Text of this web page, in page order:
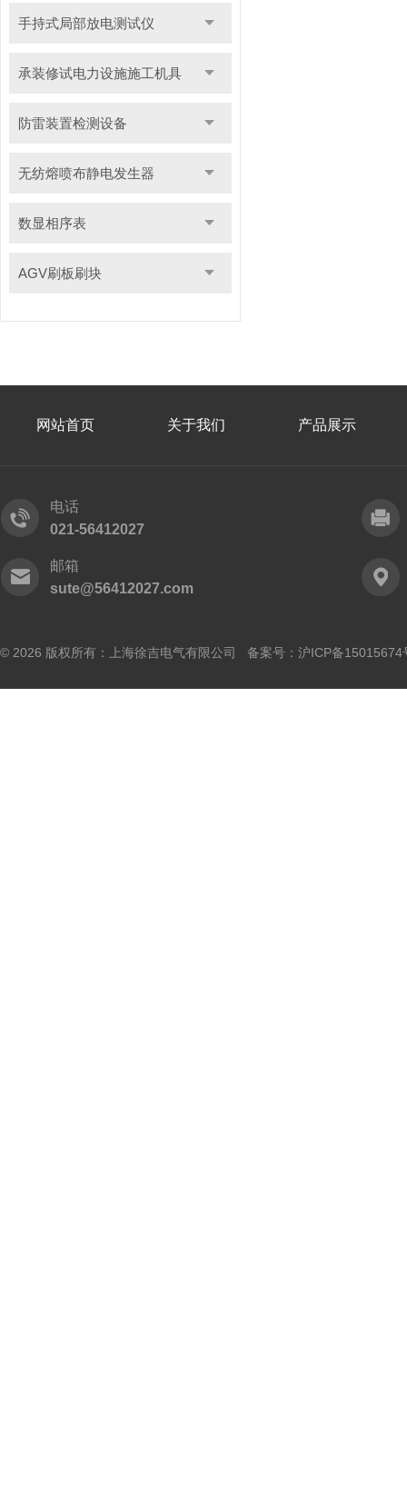
手持式局部放电测试仪
承装修试电力设施施工机具
防雷装置检测设备
无纺熔喷布静电发生器
数显相序表
AGV刷板刷块
网站首页 关于我们 产品展示
电话
021-56412027
邮箱
sute@56412027.com
© 2026 版权所有：上海徐吉电气有限公司 备案号： 沪ICP备15015674